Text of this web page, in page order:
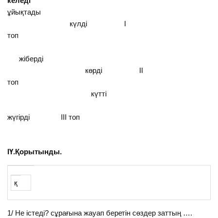
ұйықтады
күлді І
топ
жіберді
көрді ІІ
топ
күтті
жүгірді ІІІ топ
ІҮ.Қорытынды.
қ
1/ Не істеді? сұрағына жауап беретін сөздер заттың ….